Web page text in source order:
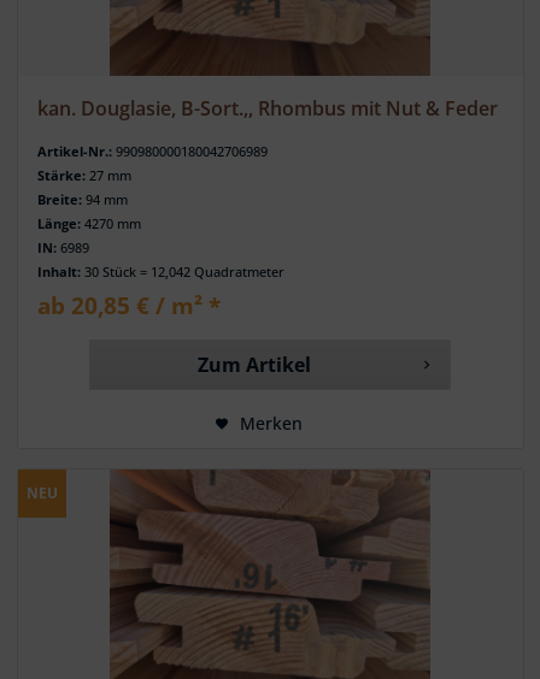
kan. Douglasie, B-Sort.,, Rhombus mit Nut & Feder
Artikel-Nr.: 990980000180042706989
Stärke: 27 mm
Breite: 94 mm
Länge: 4270 mm
IN: 6989
Inhalt: 30 Stück = 12,042 Quadratmeter
ab 20,85 € / m² *
Zum Artikel
Merken
NEU